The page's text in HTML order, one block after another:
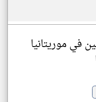
في موريتانيا